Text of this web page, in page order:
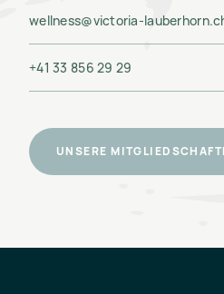
wellness@victoria-
+41 33 856 29 29
UNSERE